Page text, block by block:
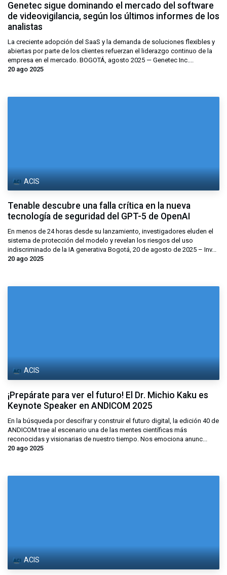
Genetec sigue dominando el mercado del software
de videovigilancia, según los últimos informes de los
analistas
La creciente adopción del SaaS y la demanda de soluciones flexibles y
abiertas por parte de los clientes refuerzan el liderazgo continuo de la
empresa en el mercado. BOGOTÁ, agosto 2025 — Genetec Inc....
20 ago 2025
ACIS
Tenable descubre una falla crítica en la nueva
tecnología de seguridad del GPT-5 de OpenAI
En menos de 24 horas desde su lanzamiento, investigadores eluden el
sistema de protección del modelo y revelan los riesgos del uso
indiscriminado de la IA generativa Bogotá, 20 de agosto de 2025 – Inv...
20 ago 2025
ACIS
¡Prepárate para ver el futuro! El Dr. Michio Kaku es
Keynote Speaker en ANDICOM 2025
En la búsqueda por descifrar y construir el futuro digital, la edición 40 de
ANDICOM trae al escenario una de las mentes científicas más
reconocidas y visionarias de nuestro tiempo. Nos emociona anunc...
20 ago 2025
ACIS